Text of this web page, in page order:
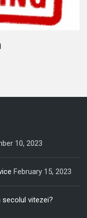
10, 2023
February 15, 2023
vitezei?